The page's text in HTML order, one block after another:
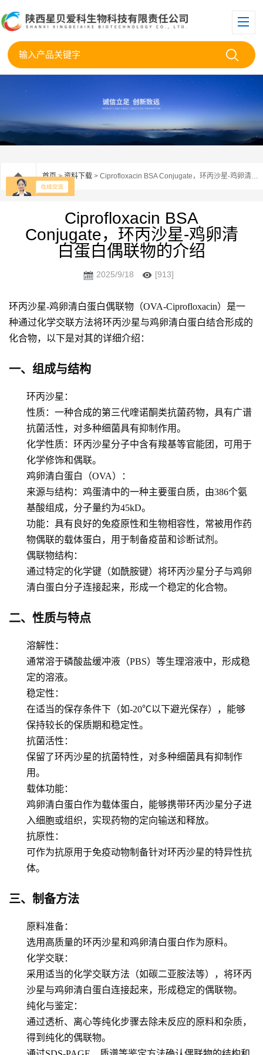
首页>资料下载 > Ciprofloxacin BSA Conjugate，环丙沙星-鸡卵清白蛋白偶联物的介绍
Ciprofloxacin BSA
Conjugate，环丙沙星-鸡卵清
白蛋白偶联物的介绍
2025/9/18 [913]
环丙沙星-鸡卵清白蛋白偶联物（OVA-Ciprofloxacin）是一
种通过化学交联方法将环丙沙星与鸡卵清白蛋白结合形成的
化合物，以下是对其的详细介绍：
一、组成与结构
环丙沙星 ：
性质：一种合成的第三代喹诺酮类抗菌药物，具有广谱
抗菌活性，对多种细菌具有抑制作用。
化学性质：环丙沙星分子中含有羧基等官能团，可用于
化学修饰和偶联。
鸡卵清白蛋白（OVA）
：
来源与结构 ：鸡蛋清中的一种主要蛋白质，由386个氨
基酸组成，分子量约为45kD。
功能：具有良好的免疫原性和生物相容性，常被用作药
物偶联的载体蛋白，用于制备疫苗和诊断试剂。
偶联物结构 ：
通过特定的化学键（如酰胺键）将环丙沙星分子与鸡卵
清白蛋白分子连接起来，形成一个稳定的化合物。
二、性质与特点
溶解性 ：
通常溶于磷酸盐缓冲液（PBS）等生理溶液中，形成稳
定的溶液。
稳定性 ：
在适当的保存条件下（如-20℃以下避光保存），能够
保持较长的保质期和稳定性。
抗菌活性 ：
保留了环丙沙星的抗菌特性，对多种细菌具有抑制作
用。
载体功能：
鸡卵清白蛋白作为载体蛋白，能够携带环丙沙星分子进
入细胞或组织，实现药物的定向输送和释放。
抗原性 ：
可作为抗原用于免疫动物制备针对环丙沙星的特异性抗
体。
三、制备方法
原料准备：
选用高质量的环丙沙星和鸡卵清白蛋白作为原料。
化学交联：
采用适当的化学交联方法（如碳二亚胺法等），将环丙
沙星与鸡卵清白蛋白连接起来，形成稳定的偶联物。
纯化与鉴定 ：
通过透析、离心等纯化步骤去除未反应的原料和杂质，
得到纯化的偶联物。